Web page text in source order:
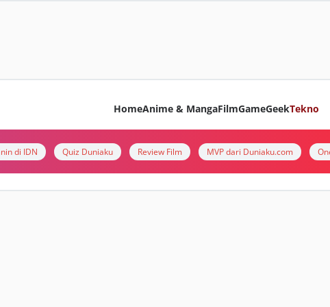
HomeAnime & MangaFilmGameGeekTekno
di IDN Quiz Duniaku Review Film MVP dari Duniaku.com